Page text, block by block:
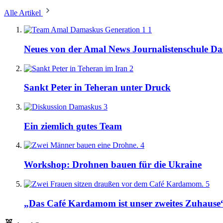
Alle Artikel
1
Neues von der Amal News Journalistenschule
2
Sankt Peter in Teheran unter Druck
3
Ein ziemlich gutes Team
4
Workshop: Drohnen bauen für die Ukraine
5
„Das Café Kardamom ist unser zweites